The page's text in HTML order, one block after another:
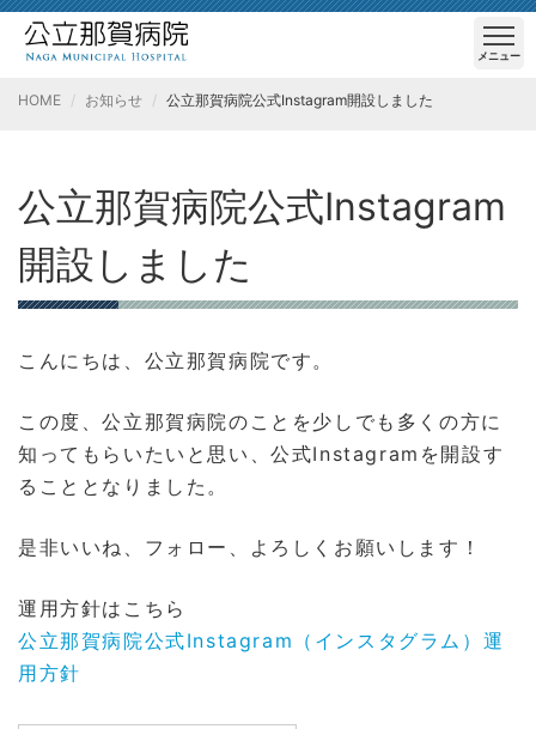
メニュー
HOME お知らせ 公立那賀病院公式Instagram開設しました
公立那賀病院公式Instagram
開設しました
こんにちは、公立那賀病院です。
この度、公立那賀病院のことを少しでも多くの方に
知ってもらいたいと思い、公式Instagramを開設す
ることとなりました。
是非いいね、フォロー、よろしくお願いします！
運用方針はこちら
公立那賀病院公式Instagram（インスタグラム）運
用方針